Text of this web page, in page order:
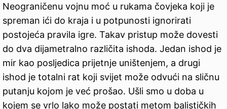
Neograničenu vojnu moć u rukama čovjeka koji je
spreman ići do kraja i u potpunosti ignorirati
postojeća pravila igre. Takav pristup može dovesti
do dva dijametralno različita ishoda. Jedan ishod je
mir kao posljedica prijetnje uništenjem, a drugi
ishod je totalni rat koji svijet može odvući na sličnu
putanju kojom je već prošao. Ušli smo u doba u
kojem se vrlo lako može postati metom balističkih